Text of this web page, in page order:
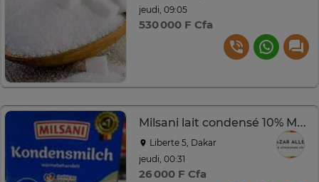
jeudi, 09:05
530 000 F Cfa
Milsani lait condensé 10% MG 340 ml
Liberte 5, Dakar
jeudi, 00:31
26 000 F Cfa